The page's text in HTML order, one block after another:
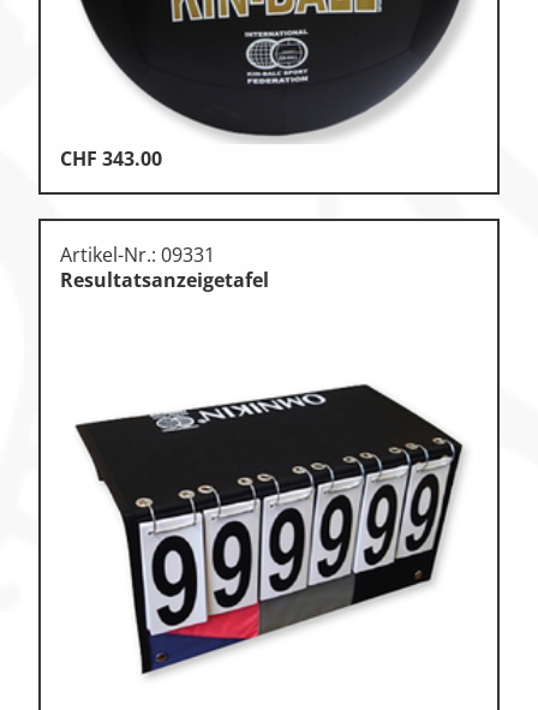
CHF 343.00
Artikel-Nr.: 09331
Resultatsanzeigetafel